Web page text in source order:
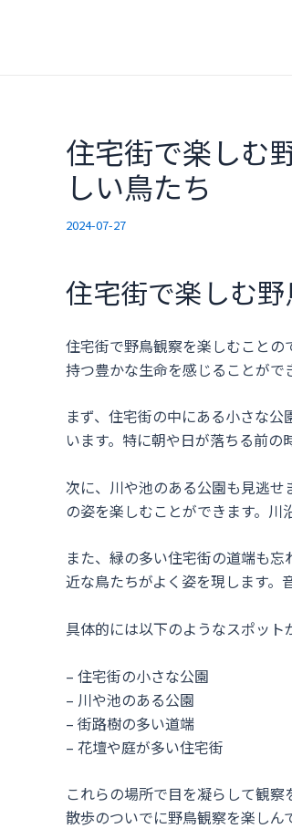
住宅街で楽しむ
しい鳥たち
2024-07-27
住宅街で楽しむ
住宅街で野鳥観察を楽しむこと
持つ豊かな生命を感じることがで
まず、住宅街の中にある小さな
います。特に朝や日が落ちる前の
次に、川や池のある公園も見逃
の姿を楽しむことができます。川
また、緑の多い住宅街の道端も
近な鳥たちがよく姿を現します。
具体的には以下のようなスポット
– 住宅街の小さな公園
– 川や池のある公園
– 街路樹の多い道端
– 花壇や庭が多い住宅街
これらの場所で目を凝らして観
散歩のついでに野鳥観察を楽しん